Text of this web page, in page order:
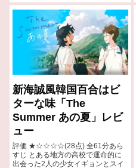
新海誠風韓国百合はビ
ターな味「The
Summer あの夏」レビ
ュー
評価 ★☆☆☆☆(28点) 全61分あら
すじ とある地方の高校で運命的に
出会った2人の少女イギョンとスイ